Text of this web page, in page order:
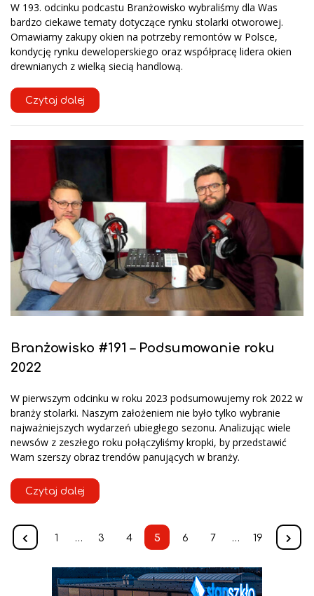
W 193. odcinku podcastu Branżowisko wybraliśmy dla Was
bardzo ciekawe tematy dotyczące rynku stolarki otworowej.
Omawiamy zakupy okien na potrzeby remontów w Polsce,
kondycję rynku deweloperskiego oraz współpracę lidera okien
drewnianych z wielką siecią handlową.
Czytaj dalej
Branżowisko #191 – Podsumowanie roku
2022
W pierwszym odcinku w roku 2023 podsumowujemy rok 2022 w
branży stolarki. Naszym założeniem nie było tylko wybranie
najważniejszych wydarzeń ubiegłego sezonu. Analizując wiele
newsów z zeszłego roku połączyliśmy kropki, by przedstawić
Wam szerszy obraz trendów panujących w branży.
Czytaj dalej
1 … 3 4 5 6 7 … 19